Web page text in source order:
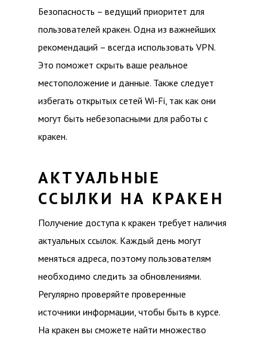
Безопасность – ведущий приоритет для
пользователей кракен. Одна из важнейших
рекомендаций – всегда использовать VPN.
Это поможет скрыть ваше реальное
местоположение и данные. Также следует
избегать открытых сетей Wi-Fi, так как они
могут быть небезопасными для работы с
кракен.
АКТУАЛЬНЫЕ
ССЫЛКИ НА КРАКЕН
Получение доступа к кракен требует наличия
актуальных ссылок. Каждый день могут
меняться адреса, поэтому пользователям
необходимо следить за обновлениями.
Регулярно проверяйте проверенные
источники информации, чтобы быть в курсе.
На кракен вы сможете найти множество